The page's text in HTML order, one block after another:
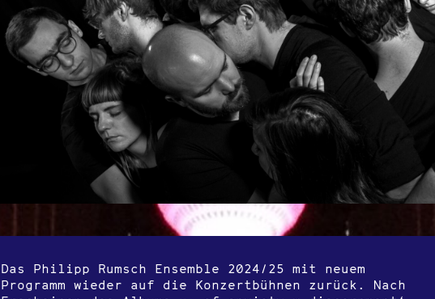
Das Philipp Rumsch Ensemble 2024/25 mit neuem
Programm wieder auf die Konzertbühnen zurück. Nach